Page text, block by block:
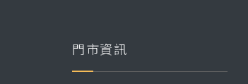
門市資訊